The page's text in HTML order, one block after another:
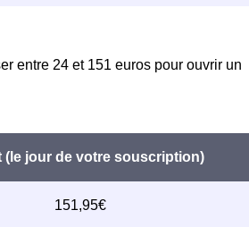
entre 24 et 151 euros pour ouvrir un